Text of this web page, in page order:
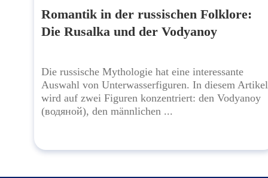
Romantik in der russischen Folklore:
Die Rusalka und der Vodyanoy
Die russische Mythologie hat eine interessante
Auswahl von Unterwasserfiguren. In diesem Artikel
wird auf zwei Figuren konzentriert: den Vodyanoy
(водяной), den männlichen ...